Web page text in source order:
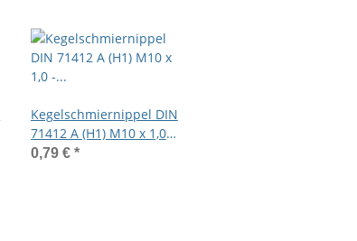
Kegelschmiernippel DIN
71412 A (H1) M10 x 1,0 -
zylindrisch - Stahl
0,79 € *